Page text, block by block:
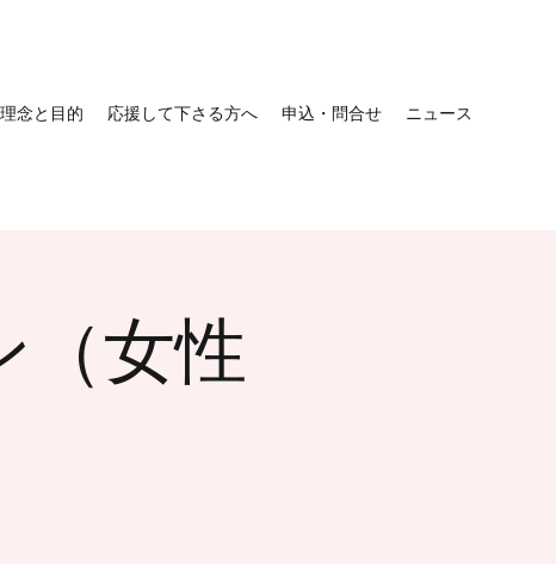
理念と目的 応援して下さる方へ 申込・問合せ ニュース
（女性